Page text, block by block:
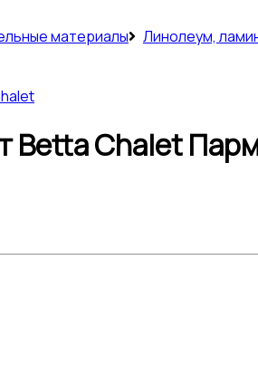
материалы Линолеум,
Betta Chalet